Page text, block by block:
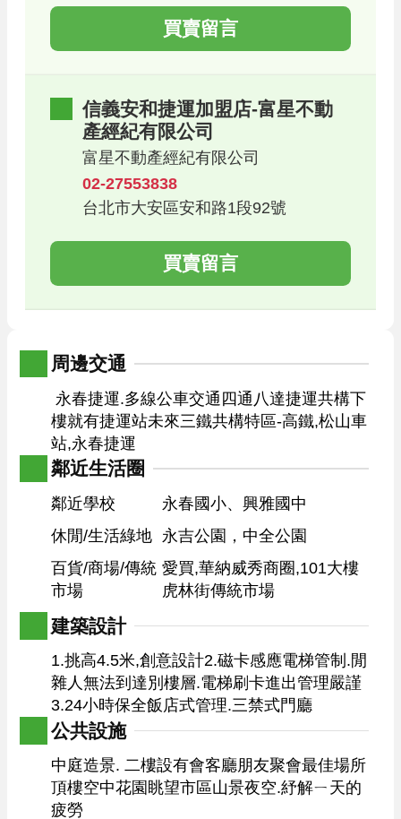
買賣留言
信義安和捷運加盟店-富星不動
產經紀有限公司
富星不動產經紀有限公司
02-27553838
台北市大安區安和路1段92號
買賣留言
周邊交通
樓就有捷運站未來三鐵共構特區-高鐵,松山車
站,永春捷運
鄰近生活圈
鄰近學校
永春國小、興雅國中
休閒/生活綠地 永吉公園，中全公園
百貨/商場/傳統
市場
愛買,華納威秀商圈,101大樓
虎林街傳統市場
建築設計
1.挑高4.5米,創意設計2.磁卡感應電梯管制.閒
雜人無法到達別樓層.電梯刷卡進出管理嚴謹
3.24小時保全飯店式管理.三禁式門廳
公共設施
中庭造景. 二樓設有會客廳朋友聚會最佳場所
頂樓空中花園眺望市區山景夜空.紓解ㄧ天的
疲勞